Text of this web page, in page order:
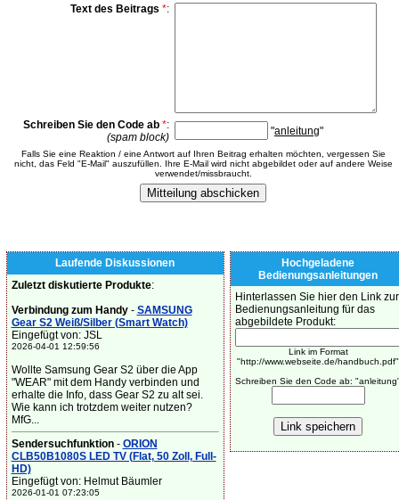
Text des Beitrags *:
Schreiben Sie den Code ab *:
(spam block)
"anleitung"
Falls Sie eine Reaktion / eine Antwort auf Ihren Beitrag erhalten möchten, vergessen Sie
nicht, das Feld "E-Mail" auszufüllen. Ihre E-Mail wird nicht abgebildet oder auf andere Weise
verwendet/missbraucht.
Laufende Diskussionen
Zuletzt diskutierte Produkte:
Verbindung zum Handy- SAMSUNG
Gear S2 Weiß/Silber (Smart Watch)
Eingefügt von: JSL
2026-04-01 12:59:56
Wollte Samsung Gear S2 über die App
"WEAR" mit dem Handy verbinden und
erhalte die Info, dass Gear S2 zu alt sei.
Wie kann ich trotzdem weiter nutzen?
MfG...
Sendersuchfunktion- ORION
CLB50B1080S LED TV (Flat, 50 Zoll, Full-
HD)
Eingefügt von: Helmut Bäumler
2026-01-01 07:23:05
Hochgeladene
Bedienungsanleitungen
Hinterlassen Sie hier den Link zur
Bedienungsanleitung für das
abgebildete Produkt:
Link im Format
"http://www.webseite.de/handbuch.pdf"
Schreiben Sie den Code ab: